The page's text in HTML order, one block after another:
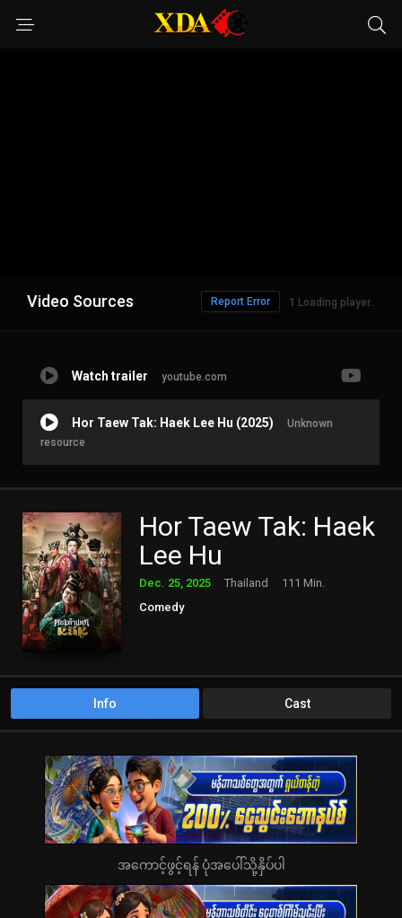
Video Sources Loading player..
Report Error
Watch trailer youtube.com
Hor Taew Tak: Haek Lee Hu (2025)
Unknown
resource
Hor Taew Tak: Haek
Lee Hu
Dec. 25, 2025 Thailand
111 Min.
Comedy
Info Cast
အကောင့်ဖွင့်ရန် ပုံအပေါ်သို့နှိပ်ပါ